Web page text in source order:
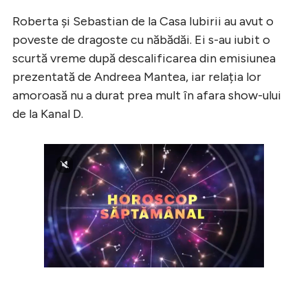
Roberta și Sebastian de la Casa Iubirii au avut o
poveste de dragoste cu năbădăi. Ei s-au iubit o
scurtă vreme după descalificarea din emisiunea
prezentată de Andreea Mantea, iar relația lor
amoroasă nu a durat prea mult în afara show-ului
de la Kanal D.